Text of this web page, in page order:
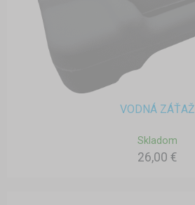
VODNÁ ZÁŤAŽ
Skladom
26,00 €